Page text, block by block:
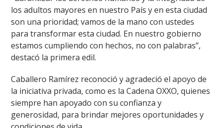
los adultos mayores en nuestro País y en esta ciudad
son una prioridad; vamos de la mano con ustedes
para transformar esta ciudad. En nuestro gobierno
estamos cumpliendo con hechos, no con palabras”,
destacó la primera edil.
Caballero Ramírez reconoció y agradeció el apoyo de
la iniciativa privada, como es la Cadena OXXO, quienes
siempre han apoyado con su confianza y
generosidad, para brindar mejores oportunidades y